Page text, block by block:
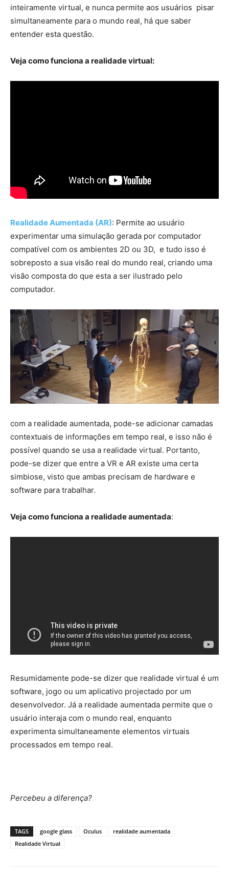
inteiramente virtual, e nunca permite aos usuários pisar
simultaneamente para o mundo real, há que saber
entender esta questão.
Veja como funciona a realidade virtual:
Realidade Aumentada (AR): Permite ao usuário
experimentar uma simulação gerada por computador
compatível com os ambientes 2D ou 3D, e tudo isso é
sobreposto a sua visão real do mundo real, criando uma
visão composta do que esta a ser ilustrado pelo
computador.
com a realidade aumentada, pode-se adicionar camadas
contextuais de informações em tempo real, e isso não é
possível quando se usa a realidade virtual. Portanto,
pode-se dizer que entre a VR e AR existe uma certa
simbiose, visto que ambas precisam de hardware e
software para trabalhar.
Veja como funciona a realidade aumentada:
Resumidamente pode-se dizer que realidade virtual é um
software, jogo ou um aplicativo projectado por um
desenvolvedor. Já a realidade aumentada permite que o
usuário interaja com o mundo real, enquanto
experimenta simultaneamente elementos virtuais
processados em tempo real.
Percebeu a diferença?
TAGS google glass Oculus
realidade aumentada
Realidade Virtual